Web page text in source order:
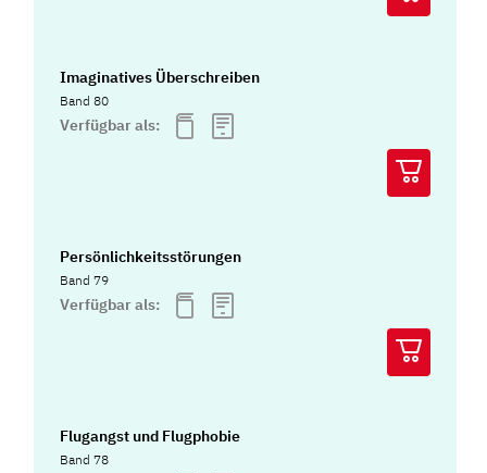
Imaginatives Überschreiben
Band 80
Verfügbar als:
Persönlichkeitsstörungen
Band 79
Verfügbar als:
Flugangst und Flugphobie
Band 78